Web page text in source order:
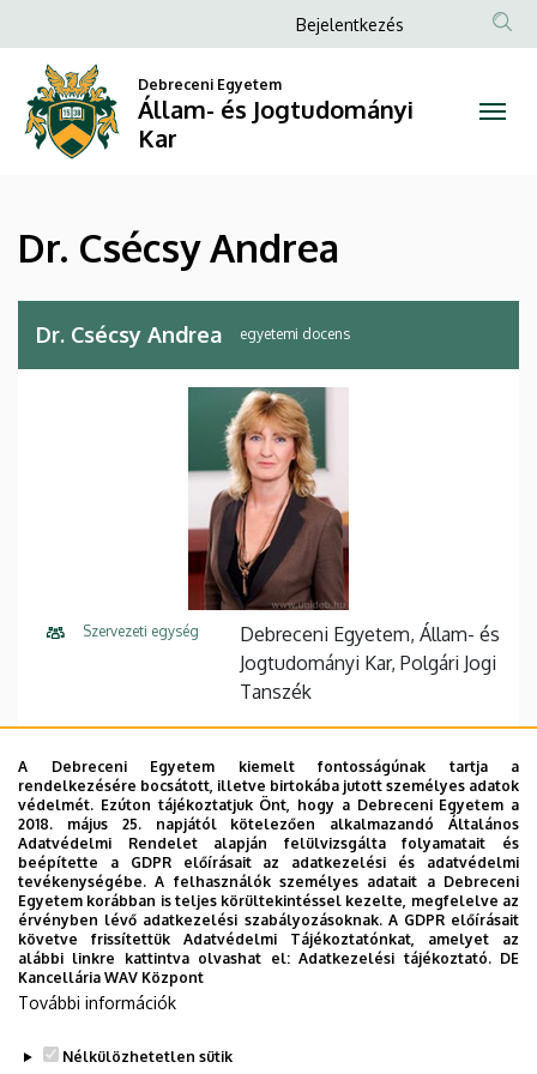
Csécsy
Andrea
és
Jogtudományi
Kar
a
tartalomra
Anonim
fiók
menüje
Bejelentkezés
Debreceni Egyetem
Állam- és Jogtudományi
Kar
Dr. Csécsy Andrea
Dr. Csécsy Andrea egyetemi docens
Szervezeti egység
Debreceni Egyetem, Állam- és
Jogtudományi Kar, Polgári Jogi
Tanszék
E-mail cím csecsy.andrea@law.unideb.hu
Fax +36 52 512 706
Cím 4028 Debrecen, Kassai út 26.
Épület
Állam- és Jogtudományi Kar
épület
Emelet, ajtó
A Debreceni Egyetem kiemelt fontosságúnak tartja a
rendelkezésére bocsátott, illetve birtokába jutott személyes adatok
védelmét. Ezúton tájékoztatjuk Önt, hogy a Debreceni Egyetem a
2018. május 25. napjától kötelezően alkalmazandó Általános
Adatvédelmi Rendelet alapján felülvizsgálta folyamatait és
beépítette a GDPR előírásait az adatkezelési és adatvédelmi
tevékenységébe. A felhasználók személyes adatait a Debreceni
Egyetem korábban is teljes körültekintéssel kezelte, megfelelve az
érvényben lévő adatkezelési szabályozásoknak. A GDPR előírásait
követve frissítettük Adatvédelmi Tájékoztatónkat, amelyet az
alábbi linkre kattintva olvashat el:Adatkezelési tájékoztató. DE
Kancellária WAV Központ
További információk
Nélkülözhetetlen sütik